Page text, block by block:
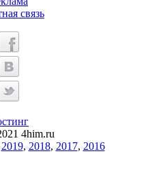
связь
4him.ru
2019, 2018, 2017, 2016